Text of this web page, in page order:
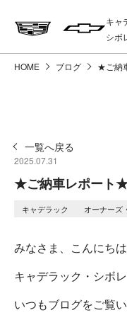
キャ
シボ
HOME ブログ ★ご納
一覧へ戻る
2025.07.31
★ご納車レポート
キャデラック オーナーズ
みなさま、こんにち
キャデラック・シボ
いつもブログをご覧